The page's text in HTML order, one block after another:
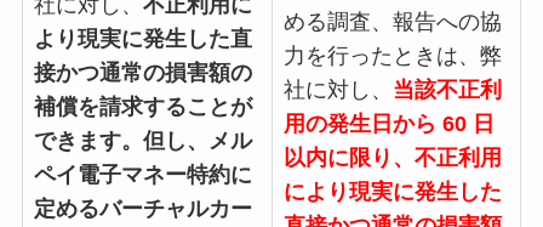
より現実に発生した直
接かつ通常の損害額の
補償を請求することが
できます。但し、メル
ペイ電子マネー特約に
定めるバーチャルカー
める調査、報告への協
力を行ったときは、弊
社に対し、 当該不正利
用の発生日から 60 日
以内に限り、不正利用
により現実に発生した